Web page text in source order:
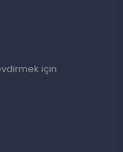
için